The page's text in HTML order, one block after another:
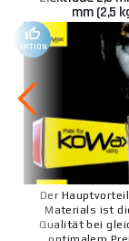
mm (2,5
AKTION
Der
Materials ist
Qualität bei